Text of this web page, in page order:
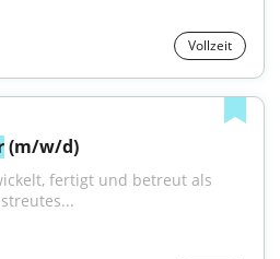
Vollzeit
(m/w/d)
fertigt und betreut als